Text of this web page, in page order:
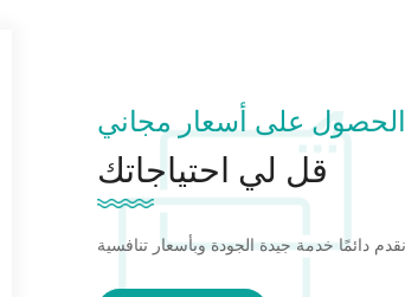
الحصول على أسعار مجاني
قل لي احتياجاتك